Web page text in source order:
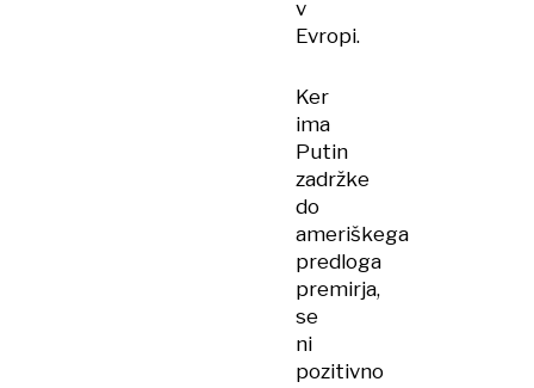
v
Evropi.
Ker
ima
Putin
zadržke
do
ameriškega
predloga
premirja,
se
ni
pozitivno